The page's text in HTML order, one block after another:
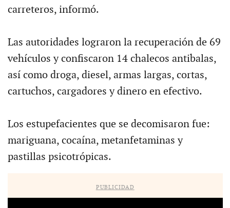
carreteros, informó.
Las autoridades lograron la recuperación de 69
vehículos y confiscaron 14 chalecos antibalas,
así como droga, diesel, armas largas, cortas,
cartuchos, cargadores y dinero en efectivo.
Los estupefacientes que se decomisaron fue:
mariguana, cocaína, metanfetaminas y
pastillas psicotrópicas.
PUBLICIDAD